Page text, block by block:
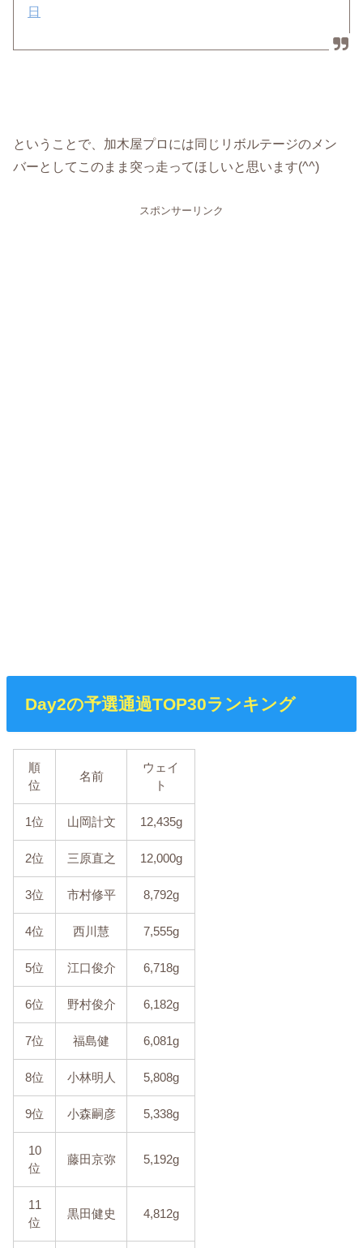
日
ということで、加木屋プロには同じリボルテージのメン
バーとしてこのまま突っ走ってほしいと思います(^^)
スポンサーリンク
Day2の予選通過TOP30ランキング
順
位
名前
ウェイ
ト
1位 山岡計文 12,435g
2位 三原直之 12,000g
3位 市村修平 8,792g
4位 西川慧 7,555g
5位 江口俊介 6,718g
6位 野村俊介 6,182g
7位 福島健 6,081g
8位 小林明人 5,808g
9位 小森嗣彦 5,338g
10
位
藤田京弥 5,192g
11
位
黒田健史 4,812g